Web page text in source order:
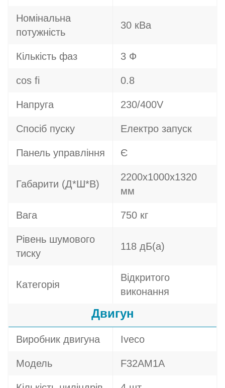
Номінальна
потужність
30 кВа
Кількість фаз 3 Ф
cos fi 0.8
Напруга 230/400V
Спосіб пуску Електро запуск
Панель управління Є
Габарити (Д*Ш*В)
2200х1000х1320
мм
Вага 750 кг
Рівень шумового
тиску
118 дБ(а)
Категорія
Відкритого
виконання
Двигун
Виробник двигуна Iveco
Модель F32AM1A